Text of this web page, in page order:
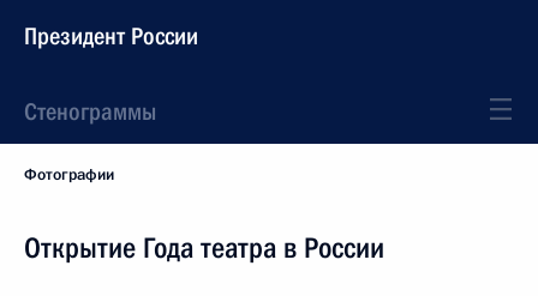
Президент России
Стенограммы
Фотографии
Открытие Года театра в России